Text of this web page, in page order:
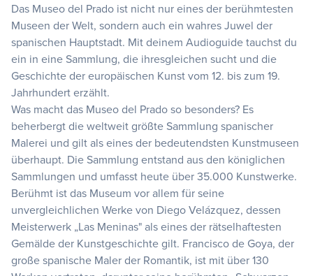
Das Museo del Prado ist nicht nur eines der berühmtesten
Museen der Welt, sondern auch ein wahres Juwel der
spanischen Hauptstadt. Mit deinem Audioguide tauchst du
ein in eine Sammlung, die ihresgleichen sucht und die
Geschichte der europäischen Kunst vom 12. bis zum 19.
Jahrhundert erzählt.
Was macht das Museo del Prado so besonders? Es
beherbergt die weltweit größte Sammlung spanischer
Malerei und gilt als eines der bedeutendsten Kunstmuseen
überhaupt. Die Sammlung entstand aus den königlichen
Sammlungen und umfasst heute über 35.000 Kunstwerke.
Berühmt ist das Museum vor allem für seine
unvergleichlichen Werke von Diego Velázquez, dessen
Meisterwerk „Las Meninas" als eines der rätselhaftesten
Gemälde der Kunstgeschichte gilt. Francisco de Goya, der
große spanische Maler der Romantik, ist mit über 130